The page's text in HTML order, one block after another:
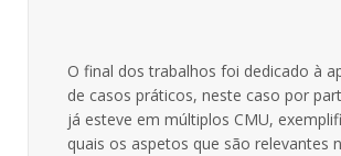
O final dos trabalhos foi dedicado à
de casos práticos, neste caso por
já esteve em múltiplos CMU,
quais os aspetos que são relevantes